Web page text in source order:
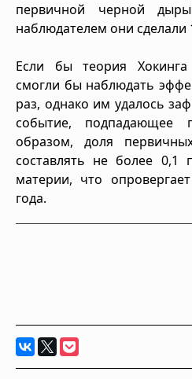
первичной черной
наблюдателем они сделали
Если бы теория
смогли бы наблюдать
раз, однако им удалось
событие, подпадающее
образом, доля
составлять не более 0,1
материи, что
года.